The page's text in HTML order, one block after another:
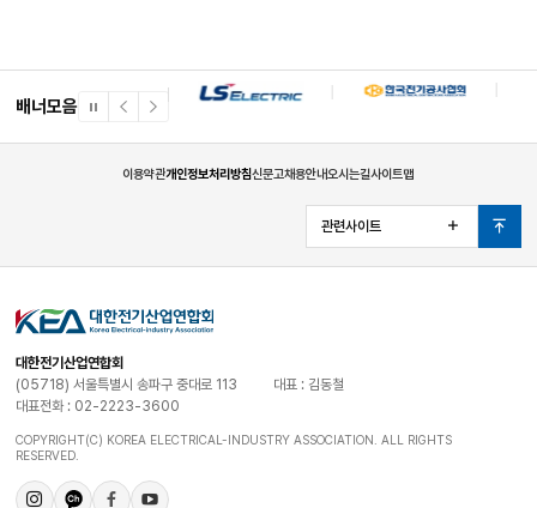
배너모음
일
이
너
다
너
이용약관개인정보처리방침신문고채용안내오시는길사이트맵
관련사이트
열
기
맨
위
로
대한전기산업연합회
(05718) 서울특별시 송파구 중대로 113
대표 : 김동철
대표전화 : 02-2223-3600
COPYRIGHT(C) KOREA ELECTRICAL-INDUSTRY ASSOCIATION. ALL RIGHTS
RESERVED.